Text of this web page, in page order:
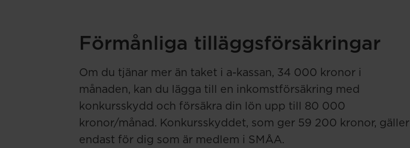
Förmånliga tilläggsförsäkringar
Om du tjänar mer än taket i a-kassan, 34 000 kronor i
månaden, kan du lägga till en inkomstförsäkring med
konkursskydd och försäkra din lön upp till 80 000
kronor/månad. Konkursskyddet, som ger 59 200 kronor, gäller
endast för dig som är medlem i SMÅA.